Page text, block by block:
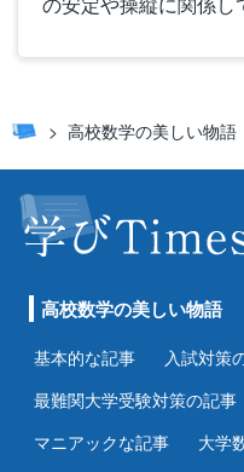
高校数学の美しい物語
高校数学の美しい物語
基本的な記事
入試対策
最難関大学受験対策の記事
マニアックな記事
大学